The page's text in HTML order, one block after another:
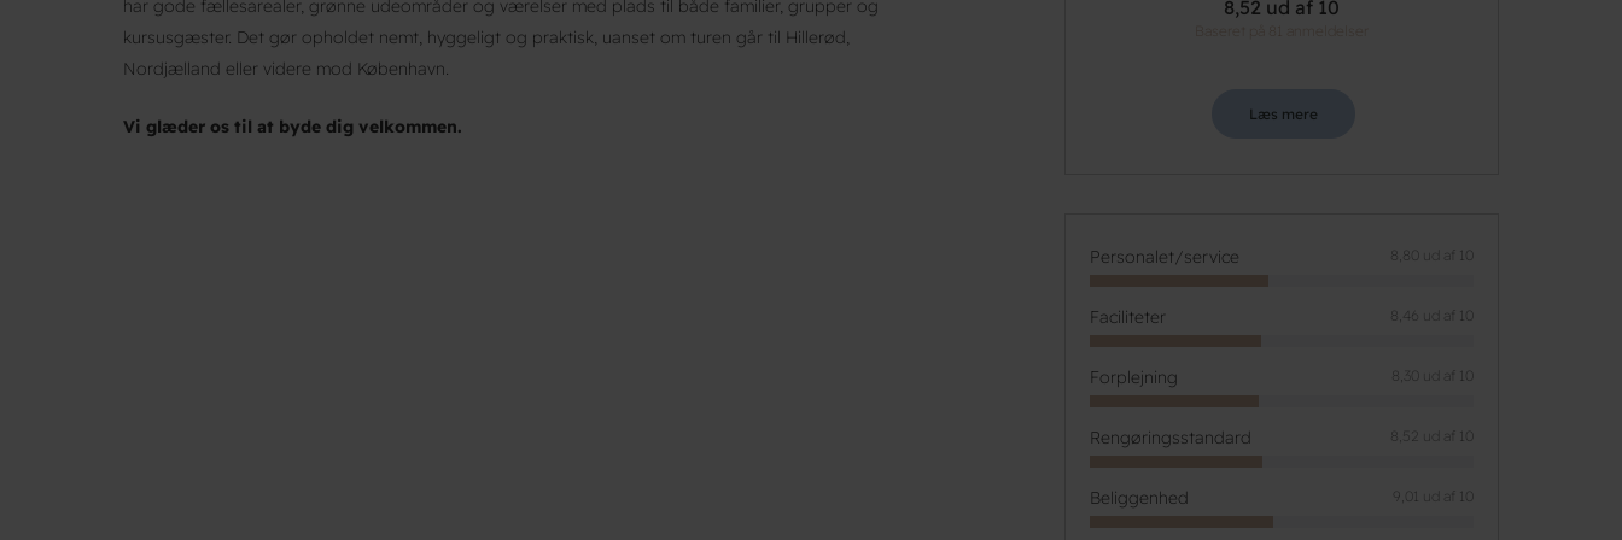
har gode fællesarealer, grønne udeområder og værelser med plads til både familier, grupper og
kursusgæster. Det gør opholdet nemt, hyggeligt og praktisk, uanset om turen går til Hillerød,
Nordjælland eller videre mod København.
Vi glæder os til at byde dig velkommen.
8,52 ud af 10
Læs mere
Personalet/service 8,80 ud af 10
Faciliteter 8,46 ud af 10
Forplejning 8,30 ud af 10
Rengøringsstandard 8,52 ud af 10
Beliggenhed 9,01 ud af 10